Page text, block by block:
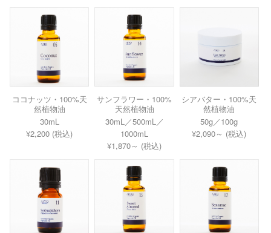
ココナッツ・100%天
然植物油
30mL
¥2,200 (税込)
サンフラワー・100%
天然植物油
30mL／500mL／
1000mL
¥1,870～ (税込)
シアバター・100%天
然植物油
50g／100g
¥2,090～ (税込)